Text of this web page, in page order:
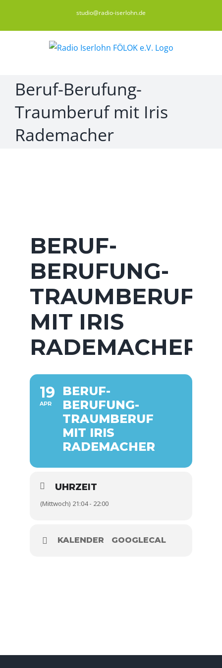
springen
studio@radio-iserlohn.de
Beruf-Berufung-
Traumberuf mit Iris
Rademacher
BERUF-
BERUFUNG-
TRAUMBERUF
MIT IRIS
RADEMACHER
19
APR
BERUF-
BERUFUNG-
TRAUMBERUF
MIT IRIS
RADEMACHER
UHRZEIT
(Mittwoch) 21:04 - 22:00
KALENDER GOOGLECAL